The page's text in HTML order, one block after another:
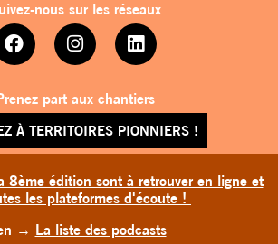
8ème édition sont à retrouver en ligne et
les plateformes d'écoute !
→ La liste des podcasts
nous sur les réseaux
part aux chantiers
À TERRITOIRES PIONNIERS !
PIONNIERS © 2026